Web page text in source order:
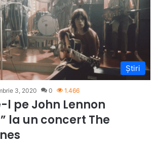
Știri
3, 2020 0 1.466
l pe John Lennon
la un concert The